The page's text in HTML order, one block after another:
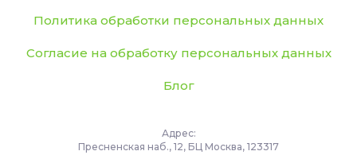
Политика обработки персональных данных
Согласие на обработку персональных данных
Блог
Адрес:
Пресненская наб., 12, БЦ Москва, 123317